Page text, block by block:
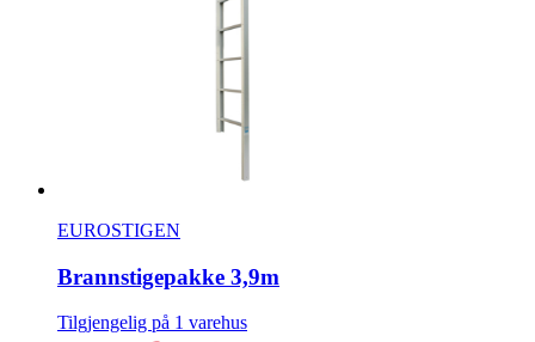
EUROSTIGEN
Brannstigepakke 3,9m
Tilgjengelig på 1 varehus